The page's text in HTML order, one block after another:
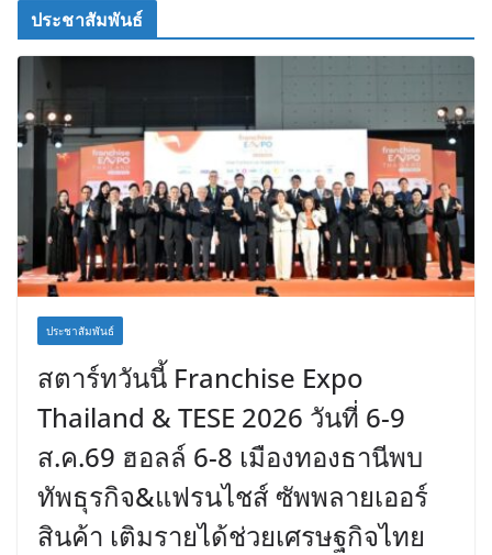
ประชาสัมพันธ์
ประชาสัมพันธ์
สตาร์ทวันนี้ Franchise Expo
Thailand & TESE 2026 วันที่ 6-9
ส.ค.69 ฮอลล์ 6-8 เมืองทองธานีพบ
ทัพธุรกิจ&แฟรนไชส์ ซัพพลายเออร์
สินค้า เติมรายได้ช่วยเศรษฐกิจไทย